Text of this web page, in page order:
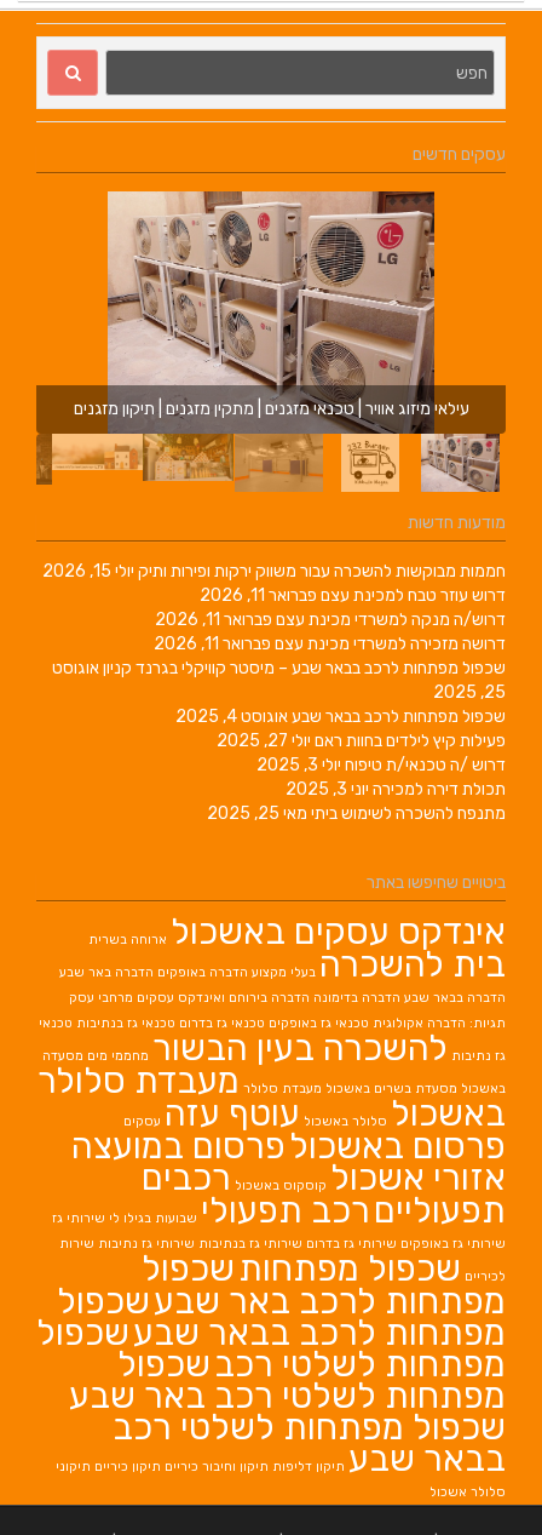
עסקים חדשים
עילאי מיזוג אוויר | טכנאי מזגנים | מתקין מזגנים | תיקון מזגנים
מודעות חדשות
חממות מבוקשות להשכרה עבור משווק ירקות ופירות ותיק יולי 15, 2026
דרוש עוזר טבח למכינת עצם פברואר 11, 2026
דרוש/ה מנקה למשרדי מכינת עצם פברואר 11, 2026
דרושה מזכירה למשרדי מכינת עצם פברואר 11, 2026
שכפול מפתחות לרכב בבאר שבע – מיסטר קוויקלי בגרנד קניוןאוגוסט
25, 2025
שכפול מפתחות לרכב בבאר שבעאוגוסט 4, 2025
פעילות קיץ לילדים בחוות ראם יולי 27, 2025
דרוש /ה טכנאי/ת טיפוח יולי 3, 2025
תכולת דירה למכירה יוני 3, 2025
מתנפח להשכרה לשימוש ביתי מאי 25, 2025
ביטויים שחיפשו באתר
אינדקס עסקים באשכול ארוחה בשרית
בית להשכרה בעלי מקצוע הדברה באופקים הדברה באר שבע
הדברה בבאר שבע הדברה בדימונה הדברה בירוחם ואינדקס עסקים מרחבי עסק
תגיות: הדברה אקולוגית טכנאי גז באופקים טכנאי גז בדרום טכנאי גז בנתיבות טכנאי
גז נתיבות להשכרה בעין הבשור מחממי מים מסעדה
באשכול מסעדת בשרים באשכול מעבדת סלולר מעבדת סלולר
באשכול סלולר באשכול עוטף עזה עסקים
פרסום באשכול פרסום במועצה
אזורי אשכול קוסקוס באשכול רכבים
תפעוליים רכב תפעולי שבועות בגילו לי שירותי גז
שירותי גז באופקים שירותי גז בדרום שירותי גז בנתיבות שירותי גז נתיבות שירות
לכיריים שכפול מפתחות שכפול
מפתחות לרכב באר שבעשכפול
מפתחות לרכב בבאר שבעשכפול
מפתחות לשלטי רכב שכפול
מפתחות לשלטי רכב באר שבע
שכפול מפתחות לשלטי רכב
בבאר שבע תיקון דליפות תיקון וחיבור כיריים תיקון כיריים תיקוני
סלולר אשכול